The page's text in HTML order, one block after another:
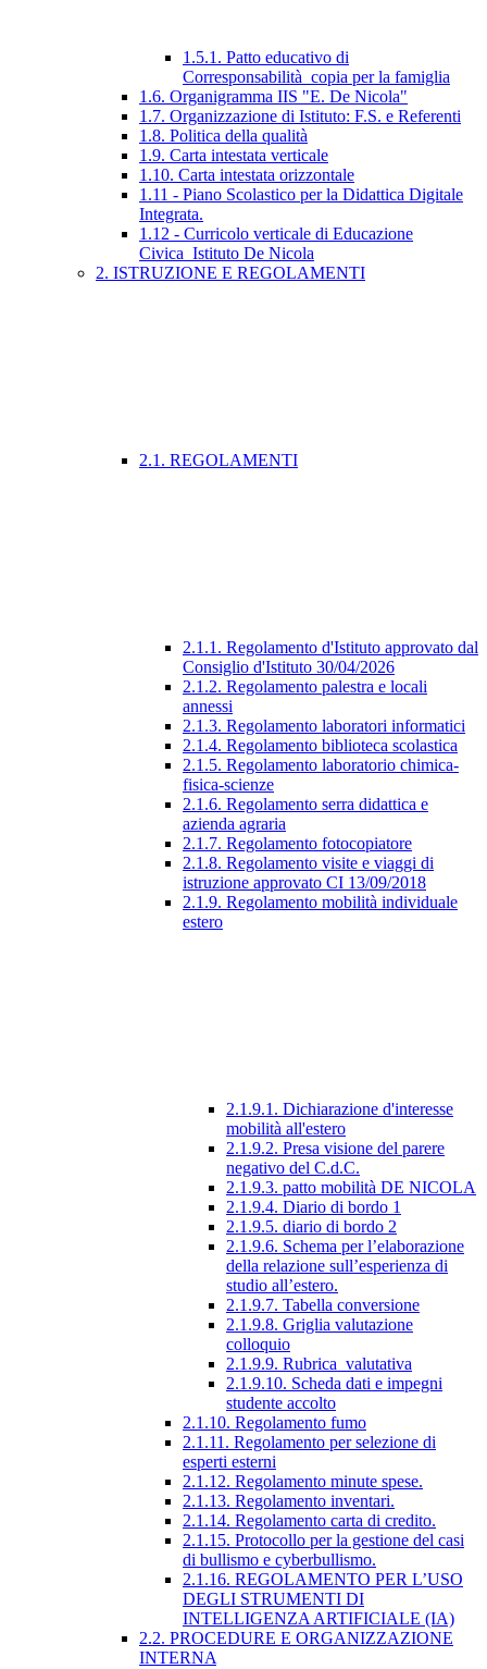
1.5.1. Patto educativo di
Corresponsabilità_copia per la famiglia
1.6. Organigramma IIS "E. De Nicola"
1.7. Organizzazione di Istituto: F.S. e Referenti
1.8. Politica della qualità
1.9. Carta intestata verticale
1.10. Carta intestata orizzontale
1.11 - Piano Scolastico per la Didattica Digitale
Integrata.
1.12 - Curricolo verticale di Educazione
Civica_Istituto De Nicola
2. ISTRUZIONE E REGOLAMENTI
2.1. REGOLAMENTI
2.1.1. Regolamento d'Istituto approvato dal
Consiglio d'Istituto 30/04/2026
2.1.2. Regolamento palestra e locali
annessi
2.1.3. Regolamento laboratori informatici
2.1.4. Regolamento biblioteca scolastica
2.1.5. Regolamento laboratorio chimica-
fisica-scienze
2.1.6. Regolamento serra didattica e
azienda agraria
2.1.7. Regolamento fotocopiatore
2.1.8. Regolamento visite e viaggi di
istruzione approvato CI 13/09/2018
2.1.9. Regolamento mobilità individuale
estero
2.1.9.1. Dichiarazione d'interesse
mobilità all'estero
2.1.9.2. Presa visione del parere
negativo del C.d.C.
2.1.9.3. patto mobilità DE NICOLA
2.1.9.4. Diario di bordo 1
2.1.9.5. diario di bordo 2
2.1.9.6. Schema per l’elaborazione
della relazione sull’esperienza di
studio all’estero.
2.1.9.7. Tabella conversione
2.1.9.8. Griglia valutazione
colloquio
2.1.9.9. Rubrica_valutativa
2.1.9.10. Scheda dati e impegni
studente accolto
2.1.10. Regolamento fumo
2.1.11. Regolamento per selezione di
esperti esterni
2.1.12. Regolamento minute spese.
2.1.13. Regolamento inventari.
2.1.14. Regolamento carta di credito.
2.1.15. Protocollo per la gestione del casi
di bullismo e cyberbullismo.
2.1.16. REGOLAMENTO PER L’USO
DEGLI STRUMENTI DI
INTELLIGENZA ARTIFICIALE (IA)
2.2. PROCEDURE E ORGANIZZAZIONE
INTERNA